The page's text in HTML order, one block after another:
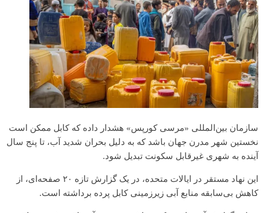
سازمان بین‌المللی «مرسی کورپس» هشدار داده که کابل ممکن است
نخستین شهر مدرن جهان باشد که به دلیل بحران شدید آب، تا پنج سال
آینده به شهری غیرقابل سکونت تبدیل شود.
این نهاد مستقر در ایالات متحده، در یک گزارش تازه‌ ۲۰ صفحه‌ای، از
کاهش بی‌سابقه منابع آبی زیرزمینی کابل پرده برداشته است.